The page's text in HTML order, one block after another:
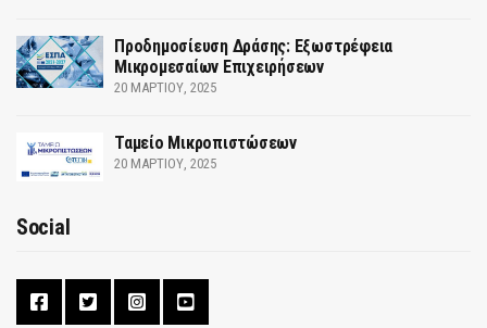
Προδημοσίευση Δράσης: Εξωστρέφεια
Μικρομεσαίων Επιχειρήσεων
20 ΜΑΡΤΊΟΥ, 2025
Ταμείο Μικροπιστώσεων
20 ΜΑΡΤΊΟΥ, 2025
Social